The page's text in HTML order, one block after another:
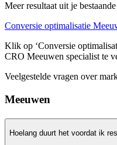
Meer resultaat uit je
Conversie optimalisatie
Klik op ‘Conversie
CRO Meeuwen specialist te
Veelgestelde vragen over
Meeuwen
Hoelang duurt het voordat ik